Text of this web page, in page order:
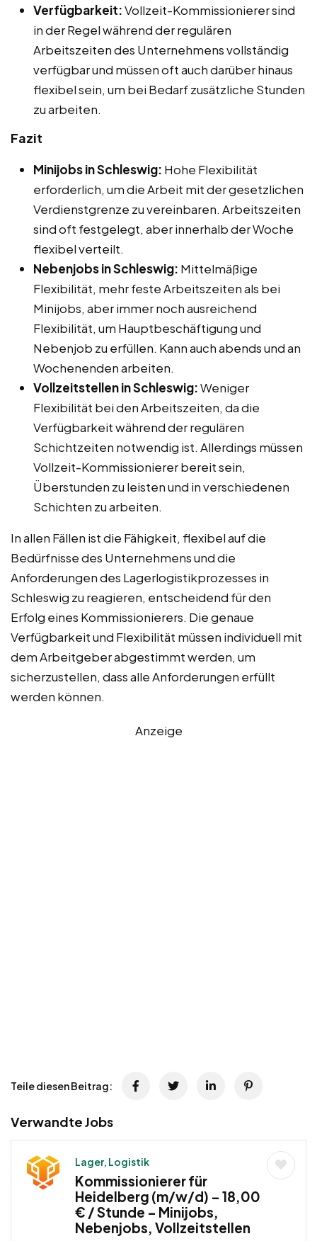
Verfügbarkeit:Vollzeit-Kommissionierer sind
in der Regel während der regulären
Arbeitszeiten des Unternehmens vollständig
verfügbar und müssen oft auch darüber hinaus
flexibel sein, um bei Bedarf zusätzliche Stunden
zu arbeiten.
Fazit
Minijobs in Schleswig: Hohe Flexibilität
erforderlich, um die Arbeit mit der gesetzlichen
Verdienstgrenze zu vereinbaren. Arbeitszeiten
sind oft festgelegt, aber innerhalb der Woche
flexibel verteilt.
Nebenjobs in Schleswig: Mittelmäßige
Flexibilität, mehr feste Arbeitszeiten als bei
Minijobs, aber immer noch ausreichend
Flexibilität, um Hauptbeschäftigung und
Nebenjob zu erfüllen. Kann auch abends und an
Wochenenden arbeiten.
Vollzeitstellen in Schleswig:Weniger
Flexibilität bei den Arbeitszeiten, da die
Verfügbarkeit während der regulären
Schichtzeiten notwendig ist. Allerdings müssen
Vollzeit-Kommissionierer bereit sein,
Überstunden zu leisten und in verschiedenen
Schichten zu arbeiten.
In allen Fällen ist die Fähigkeit, flexibel auf die
Bedürfnisse des Unternehmens und die
Anforderungen des Lagerlogistikprozesses in
Schleswig zu reagieren, entscheidend für den
Erfolg eines Kommissionierers. Die genaue
Verfügbarkeit und Flexibilität müssen individuell mit
dem Arbeitgeber abgestimmt werden, um
sicherzustellen, dass alle Anforderungen erfüllt
werden können.
Anzeige
Teile diesen Beitrag:
Verwandte Jobs
Lager, Logistik
Kommissionierer für
Heidelberg (m/w/d) – 18,00
€ / Stunde – Minijobs,
Nebenjobs, Vollzeitstellen